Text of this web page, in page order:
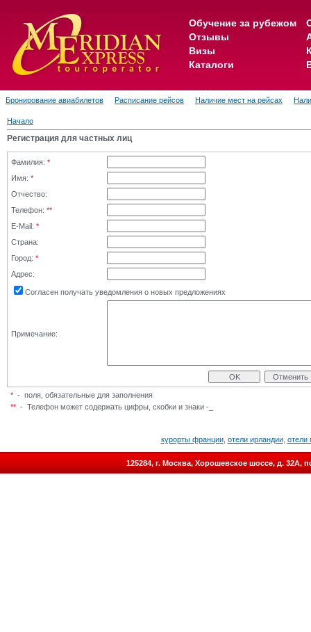
Обучение за рубежом
Отзывы
Визы
Каталоги
Бронирование авиабилетов Расписание рейсов Наличие мест на рейсах
Начало
Регистрация для частных лиц
Фамилия: *
Имя: *
Отчество:
Телефон: **
E-Mail: *
Страна:
Город: *
Адрес:
Согласен получать уведомления о новых предложениях
Примечание:
* - поля, обязательные для заполнения
** - Телефон может содержать цифры, скобки и знаки -_
курорты франции, отели ирландии, отели
125284, г. Москва, Хорошевское шоссе, д.